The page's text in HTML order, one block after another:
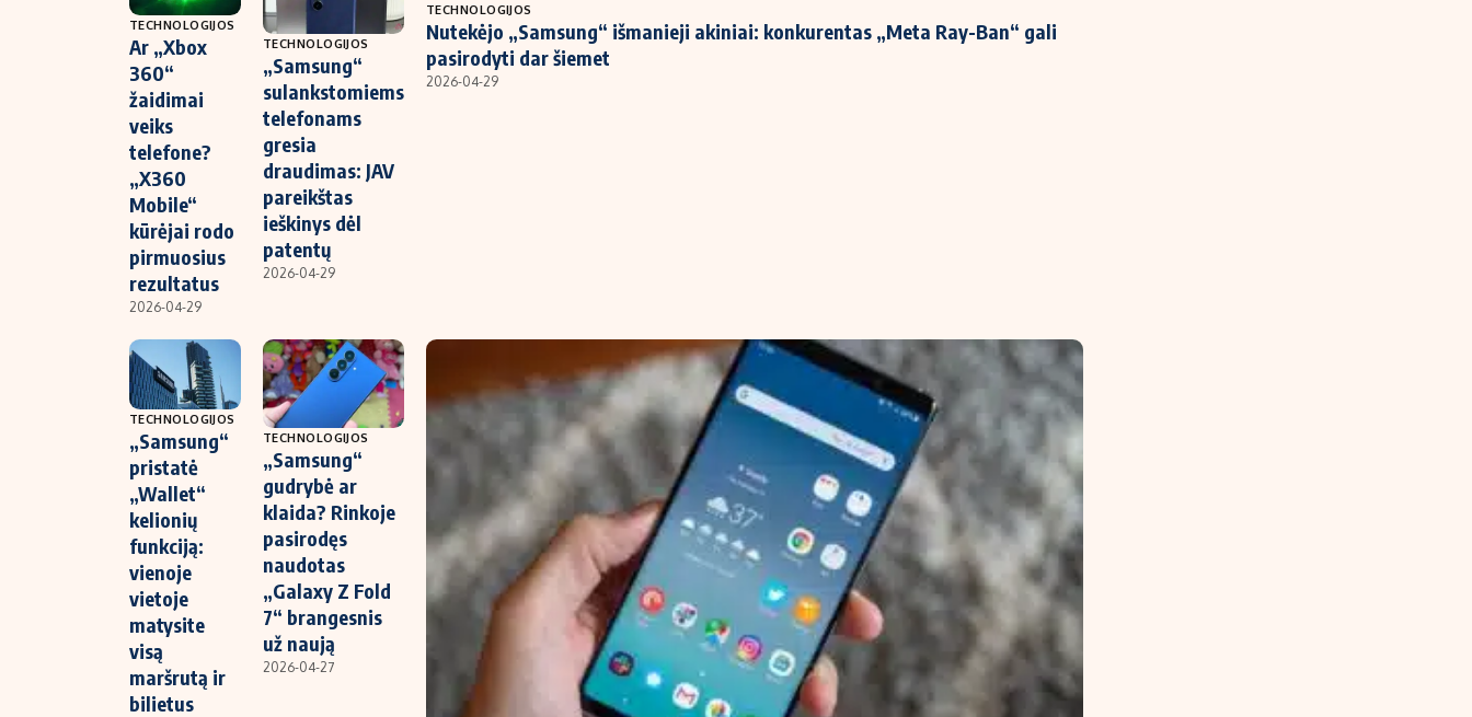
TECHNOLOGIJOS
Ar „Xbox
360“
žaidimai
veiks
telefone?
„X360
Mobile“
kūrėjai rodo
pirmuosius
rezultatus
2026-04-29
TECHNOLOGIJOS
„Samsung“
sulankstomiems
telefonams
gresia
draudimas: JAV
pareikštas
ieškinys dėl
patentų
2026-04-29
TECHNOLOGIJOS
Nutekėjo „Samsung“ išmanieji akiniai: konkurentas „Meta Ray-Ban“ gali
pasirodyti dar šiemet
2026-04-29
TECHNOLOGIJOS
„Samsung“
pristatė
„Wallet“
kelionių
funkciją:
vienoje
vietoje
matysite
visą
maršrutą ir
bilietus
TECHNOLOGIJOS
„Samsung“
gudrybė ar
klaida? Rinkoje
pasirodęs
naudotas
„Galaxy Z Fold
7“ brangesnis
už naują
2026-04-27